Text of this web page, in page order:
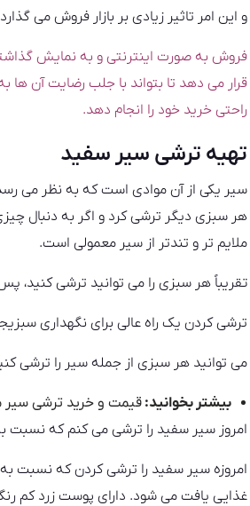
و این امر تاثیر زیادی بر بازار فروش می
فروش به صورت اینترنتی و به نمایش
قرار می دهد تا بتواند با جلب رضایت آن ها
راحتی خرید خود را انجام دهد.
تهیه ترشی سیر سفید
سیر یکی از آن موادی است که به نظر می
هر سبزی دیگر ترشی کرد و اگر به دنبال
ملایم تر و تندتر از سیر معمولی است.
تقریباً هر سبزی را می توانید ترشی کنید،
ترشی کردن یک راه عالی برای نگهداری
می توانید هر سبزی از جمله سیر را ترشی
بیشتر بخوانید: قیمت و خرید ترشی سیر
امروز سیر سفید را ترشی می کنم که نسبت
امروزه سیر سفید را ترشی کردن که نسبت
غذایی یافت می شود. دارای پوست زرد کم